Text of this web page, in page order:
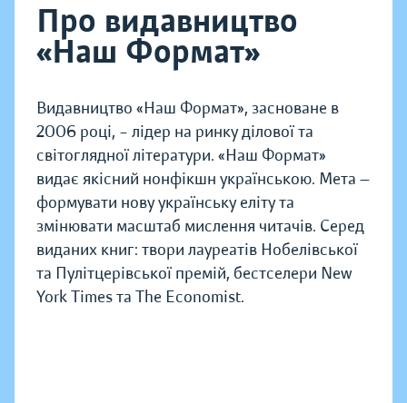
Про видавництво
«Наш Формат»
Видавництво «Наш Формат», засноване в
2006 році, – лідер на ринку ділової та
світоглядної літератури. «Наш Формат»
видає якісний нонфікшн українською. Мета —
формувати нову українську еліту та
змінювати масштаб мислення читачів. Серед
виданих книг: твори лауреатів Нобелівської
та Пулітцерівської премій, бестселери New
York Times та The Economist.